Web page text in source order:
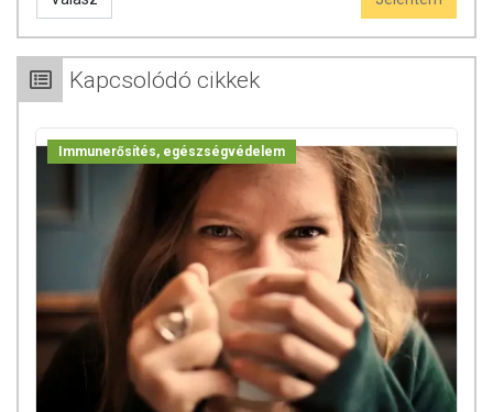
2x2 kapszula/nap, valamint igény és szükség szerint max. 3x2-3
kapszula/nap.
ÖSSZETEVŐK
Búzacsíra szárítmány, Brokkolicsíra szárítmány, Szőlő mag-héj
szárítmány, Cirok mag-héj szárítmány, Szeder mag-héj szárítmány,
Cseresznyehéj szárítmány, Ribizli mag-héj szárítmány, Bodza héj
szárítmány, Szilva héj szárítmány, Almahéj szárítmány, Lucernacsíra
szárítmány, zselatin, színezék (titán-dioxid).
TOVÁBBI TUDNIVALÓK
Forgalmazó: Crystal Pharma Kft.
Az oldalunkon lévő adatokat folyamatosan frissítjük, törekszünk arra,
hogy naprakészek legyenek. Szeretnénk felhívni azonban a figyelmet,
Kapcsolódó cikkek
Immunerősítés, egészségvédelem